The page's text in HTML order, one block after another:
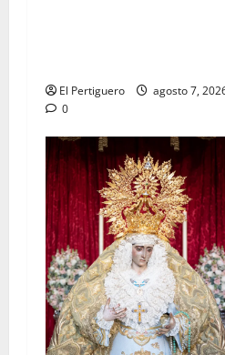
El Pertiguero
agosto 7,
0